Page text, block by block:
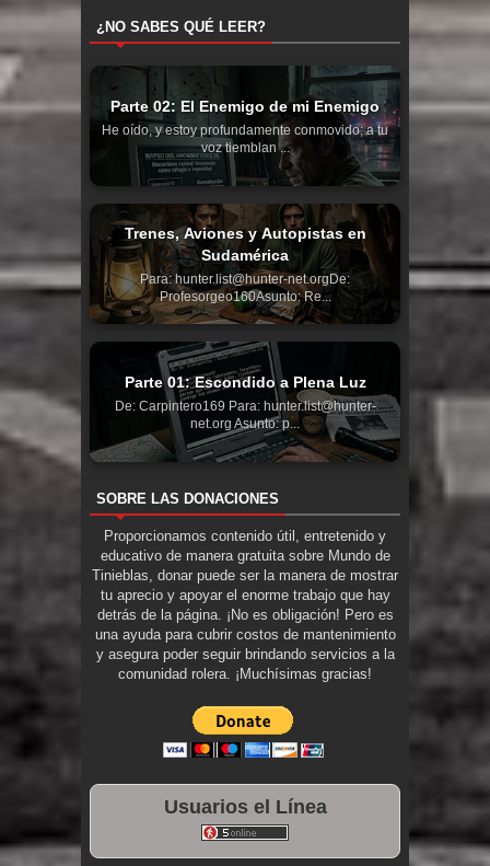
¿NO SABES QUÉ LEER?
Parte 02: El Enemigo de mi Enemigo
He oído, y estoy profundamente conmovido; a tu
voz tiemblan ...
Trenes, Aviones y Autopistas en
Sudamérica
Para: hunter.list@hunter-net.orgDe:
Profesorgeo160Asunto: Re...
Parte 01: Escondido a Plena Luz
De: Carpintero169 Para: hunter.list@hunter-
net.org Asunto: p...
SOBRE LAS DONACIONES
Proporcionamos contenido útil, entretenido y
educativo de manera gratuita sobre Mundo de
Tinieblas, donar puede ser la manera de mostrar
tu aprecio y apoyar el enorme trabajo que hay
detrás de la página. ¡No es obligación! Pero es
una ayuda para cubrir costos de mantenimiento
y asegura poder seguir brindando servicios a la
comunidad rolera. ¡Muchísimas gracias!
Usuarios el Línea